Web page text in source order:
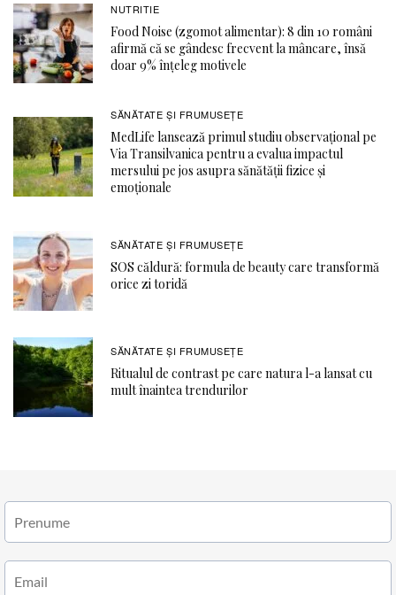
NUTRITIE
Food Noise (zgomot alimentar): 8 din 10 români
afirmă că se gândesc frecvent la mâncare, însă
doar 9% înțeleg motivele
SĂNĂTATE ŞI FRUMUSEȚE
MedLife lansează primul studiu observațional pe
Via Transilvanica pentru a evalua impactul
mersului pe jos asupra sănătății fizice și
emoționale
SĂNĂTATE ŞI FRUMUSEȚE
SOS căldură: formula de beauty care transformă
orice zi toridă
SĂNĂTATE ŞI FRUMUSEȚE
Ritualul de contrast pe care natura l-a lansat cu
mult înaintea trendurilor